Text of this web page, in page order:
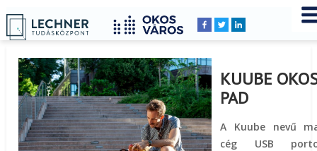
Breadcrumbs
YOU
ARE
HERE:
Címlap Peldatar
KUUBE
PAD
A Kuube nevű
cég USB